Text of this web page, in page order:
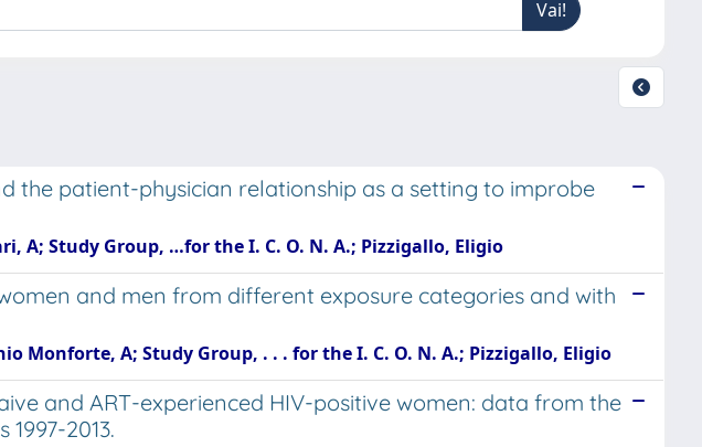
the patient-physician relationship as a setting to improbe
A; Study Group, …for the I. C. O. N. A.; Pizzigallo, Eligio
and men from different exposure categories and with
Monforte, A; Study Group, . . . for the I. C. O. N. A.; Pizzigallo, Eligio
and ART-experienced HIV-positive women: data from the
2013.